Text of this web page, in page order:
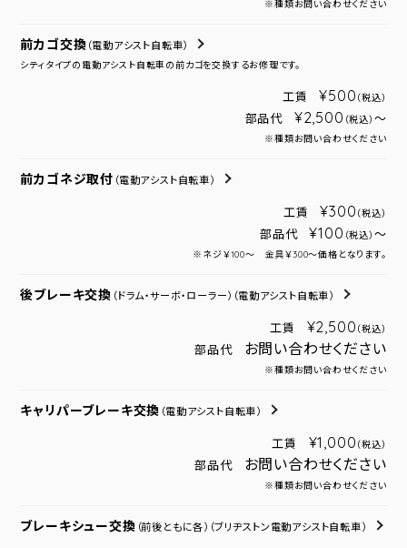
※種類お問い合わせください
前カゴ交換 （電動アシスト自転車）
シティタイプの電動アシスト自転車の前カゴを交換するお修理です。
工賃 ¥500 （税込）
部品代 ¥2,500 （税込） ～
※種類お問い合わせください
前カゴネジ取付 （電動アシスト自転車）
工賃 ¥300 （税込）
部品代 ¥100 （税込） ～
※ネジ￥100～ 金具￥300～価格となります。
後ブレーキ交換 （ドラム・サーボ・ローラー） （電動アシスト自転車）
工賃 ¥2,500 （税込）
部品代 お問い合わせください
※種類お問い合わせください
キャリパーブレーキ交換 （電動アシスト自転車）
工賃 ¥1,000 （税込）
部品代 お問い合わせください
※種類お問い合わせください
ブレーキシュー交換 （前後ともに各） （ブリヂストン電動アシスト自転車）